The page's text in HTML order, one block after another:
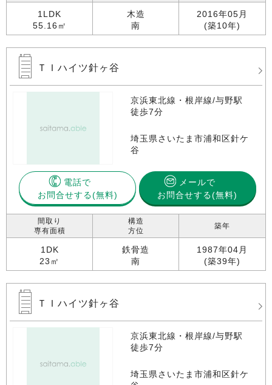
1LDK
55.16㎡
木造
南
2016年05月
(築10年)
ＴＩハイツ針ヶ谷
京浜東北線・根岸線/与野駅
徒歩7分
埼玉県さいたま市浦和区針ケ
谷
電話で
お問合せする
メールで
お問合せする(無料)
間取り
専有面積
1DK
23㎡
構造
方位
鉄骨造
南
築年
1987年04月
(築39年)
ＴＩハイツ針ヶ谷
京浜東北線・根岸線/与野駅
徒歩7分
埼玉県さいたま市浦和区針ケ